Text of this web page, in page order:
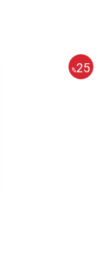
%25